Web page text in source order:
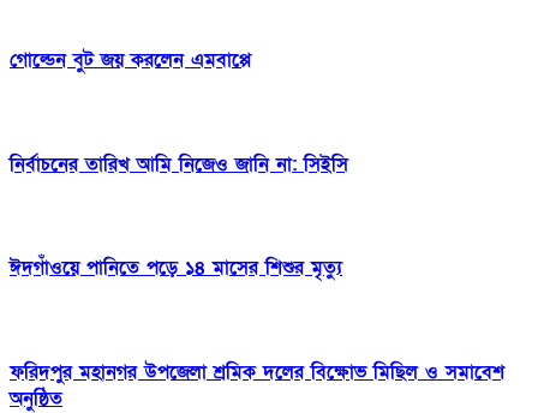
গোল্ডেন বুট জয় করলেন এমবাপ্পে
নির্বাচনের তারিখ আমি নিজেও জানি না: সিইসি
ঈদগাঁওয়ে পানিতে পড়ে ১৪ মাসের শিশুর মৃত্যু
ফরিদপুর মহানগর উপজেলা ‌শ্রমিক দলের বিক্ষোভ ‌মিছিল ও‌‌ সমাবেশ
অনুষ্ঠিত